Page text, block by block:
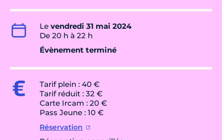
Le vendredi 31 mai 2024
De 20 h à 22 h
Évènement terminé
Tarif plein : 40 €
Tarif réduit : 32 €
Carte Ircam : 20 €
Pass Jeune : 10 €
Réservation